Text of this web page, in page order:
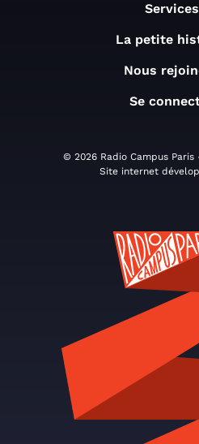
Services
La petite
Nous
Se
© 2026 Radio Campus Paris
Site internet